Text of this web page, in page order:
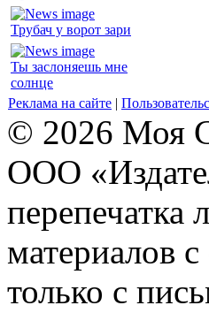
Трубач у ворот зари
Ты заслоняешь мне
солнце
Реклама на сайте |
© 2026 Моя
ООО
материалов
только с